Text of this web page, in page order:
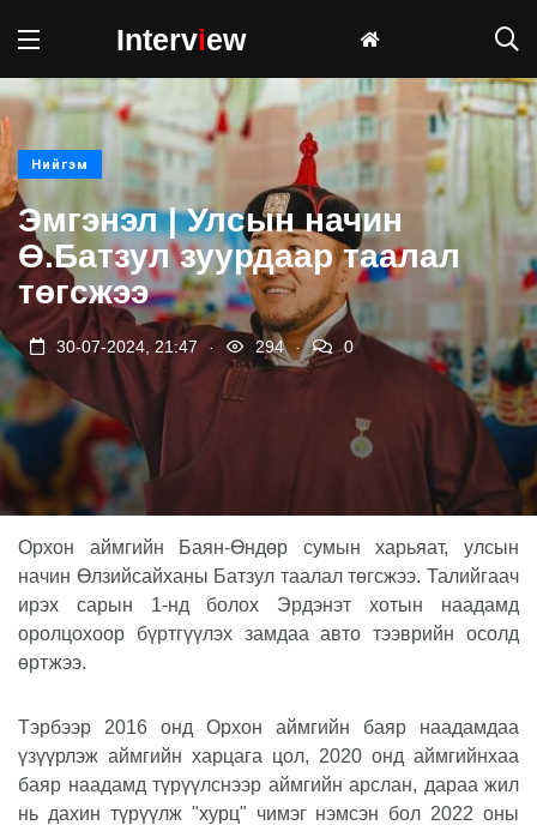
Interview
Нийгэм
Эмгэнэл | Улсын начин
Ө.Батзул зуурдаар таалал
төгсжээ
30-07-2024, 21:47 294 . 0
Орхон аймгийн Баян-Өндөр сумын харьяат, улсын
начин Өлзийсайханы Батзул таалал төгсжээ. Талийгаач
ирэх сарын 1-нд болох Эрдэнэт хотын наадамд
оролцохоор бүртгүүлэх замдаа авто тээврийн осолд
өртжээ.
Тэрбээр 2016 онд Орхон аймгийн баяр наадамдаа
үзүүрлэж аймгийн харцага цол, 2020 онд аймгийнхаа
баяр наадамд түрүүлснээр аймгийн арслан, дараа жил
нь дахин түрүүлж "хурц" чимэг нэмсэн бол 2022 оны